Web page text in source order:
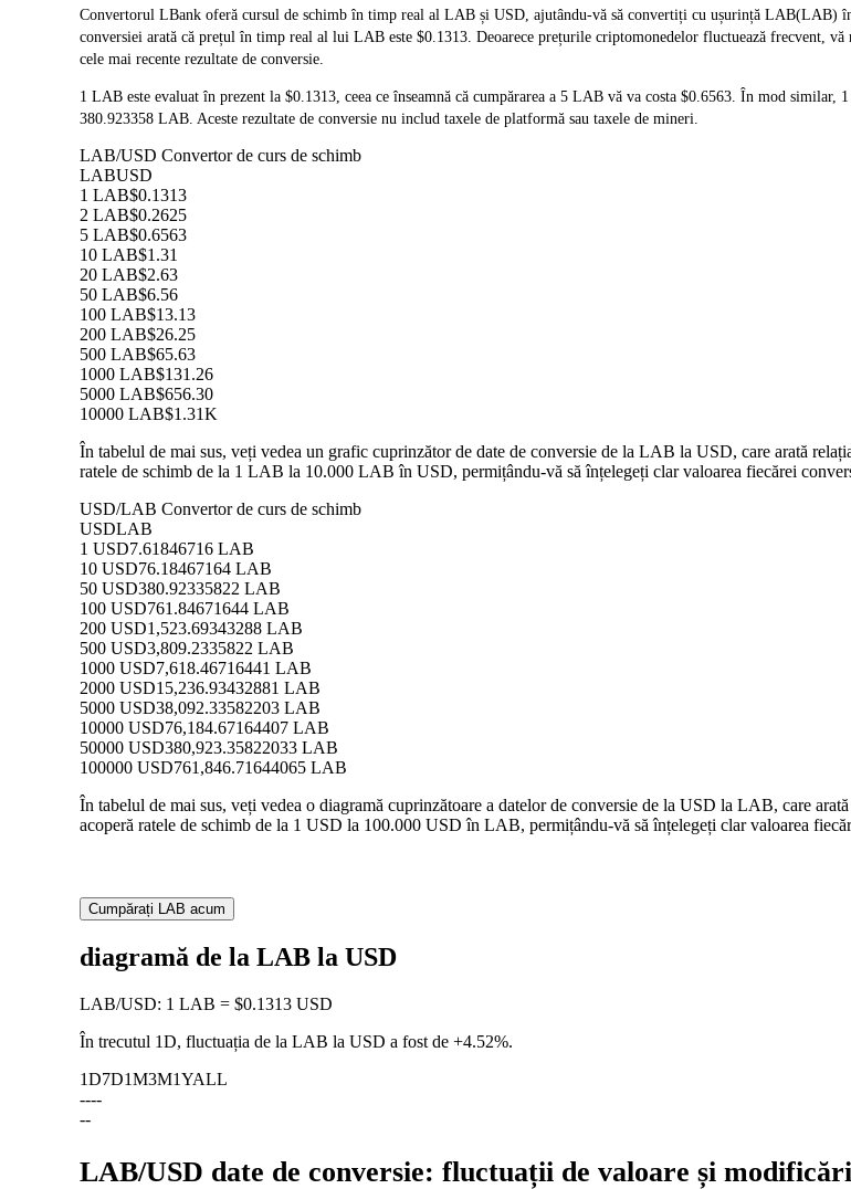
Convertorul LBank oferă cursul de schimb în timp real al LAB și USD, ajutându-vă să convertiți cu ușurință LAB(LAB)
conversiei arată că prețul în timp real al lui LAB este $0.1313. Deoarece prețurile criptomonedelor fluctuează frecvent, vă
cele mai recente rezultate de conversie.
1 LAB este evaluat în prezent la $0.1313, ceea ce înseamnă că cumpărarea a 5 LAB vă va costa $0.6563. În mod
380.923358 LAB. Aceste rezultate de conversie nu includ taxele de platformă sau taxele de mineri.
LAB/USD Convertor de curs de schimb
LABUSD
1 LAB$0.1313
2 LAB$0.2625
5 LAB$0.6563
10 LAB$1.31
20 LAB$2.63
50 LAB$6.56
100 LAB$13.13
200 LAB$26.25
500 LAB$65.63
1000 LAB$131.26
5000 LAB$656.30
10000 LAB$1.31K
În tabelul de mai sus, veți vedea un grafic cuprinzător de date de conversie de la LAB la USD, care arată
ratele de schimb de la 1 LAB la 10.000 LAB în USD, permițându-vă să înțelegeți clar valoarea fiecărei
USD/LAB Convertor de curs de schimb
USDLAB
1 USD7.61846716 LAB
10 USD76.18467164 LAB
50 USD380.92335822 LAB
100 USD761.84671644 LAB
200 USD1,523.69343288 LAB
500 USD3,809.2335822 LAB
1000 USD7,618.46716441 LAB
2000 USD15,236.93432881 LAB
5000 USD38,092.33582203 LAB
10000 USD76,184.67164407 LAB
50000 USD380,923.35822033 LAB
100000 USD761,846.71644065 LAB
În tabelul de mai sus, veți vedea o diagramă cuprinzătoare a datelor de conversie de la USD la LAB, care
acoperă ratele de schimb de la 1 USD la 100.000 USD în LAB, permițându-vă să înțelegeți clar valoarea
Cumpărați LAB acum
diagramă de la LAB la USD
LAB/USD: 1 LAB = $0.1313 USD
În trecutul 1D, fluctuația de la LAB la USD a fost de +4.52%.
1D7D1M3M1YALL
----
--
LAB/USD date de conversie: fluctuații de valoare și